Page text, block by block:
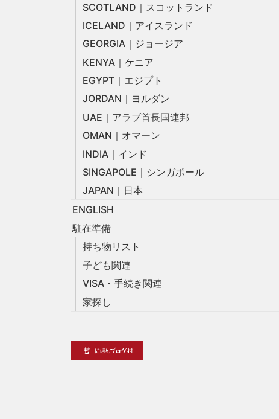
SCOTLAND｜スコットランド
ICELAND｜アイスランド
GEORGIA｜ジョージア
KENYA｜ケニア
EGYPT｜エジプト
JORDAN｜ヨルダン
UAE｜アラブ首長国連邦
OMAN｜オマーン
INDIA｜インド
SINGAPOLE｜シンガポール
JAPAN｜日本
ENGLISH
駐在準備
持ち物リスト
子ども関連
VISA・手続き関連
家探し